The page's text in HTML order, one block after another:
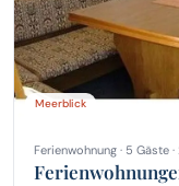
Meerblick
Ferienwohnung · 5 Gäste